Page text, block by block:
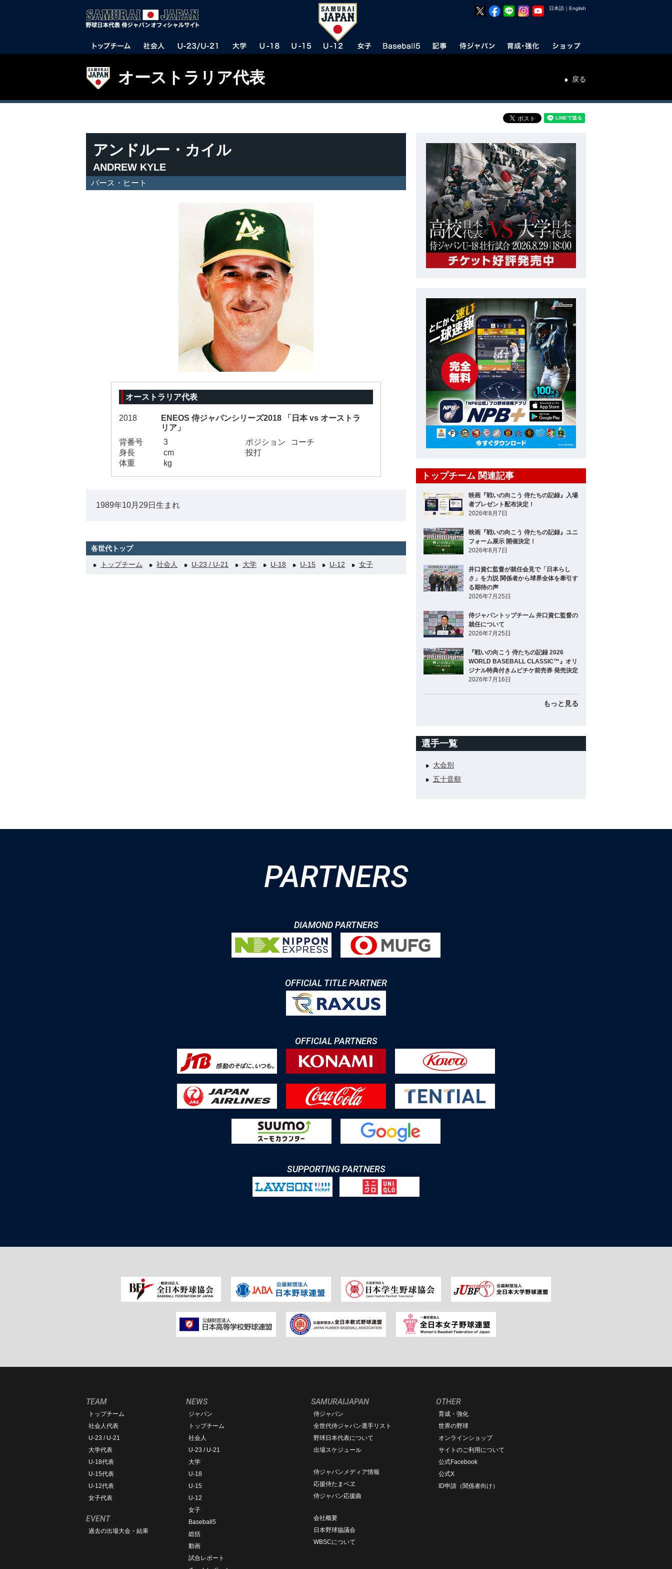
日本語 ｜ English
オーストラリア代表 戻る
アンドルー・カイル
ANDREW KYLE
パース・ヒート
オーストラリア代表
2018
ENEOS 侍ジャパンシリーズ2018 「日本 vs オーストラ
リア」
背番号
3 ポジション
コーチ
身長
cm
投打
体重
kg
1989年10月29日生まれ
各世代トップ
トップチーム
社会人 U-23 / U-21 大学 U-18 U-15 U-12 女子
トップチーム 関連記事
映画『戦いの向こう 侍たちの記録』入場
者プレゼント配布決定！
2026年8月7日
映画『戦いの向こう 侍たちの記録』ユニ
フォーム展示 開催決定！
2026年8月7日
井口資仁監督が就任会見で「日本らし
さ」を力説 関係者から球界全体を牽引す
る期待の声
2026年7月25日
侍ジャパントップチーム 井口資仁監督の
就任について
2026年7月25日
『戦いの向こう 侍たちの記録 2026
WORLD BASEBALL CLASSIC™』オリ
ジナル特典付きムビチケ前売券 発売決定
2026年7月16日
もっと見る
選手一覧
大会別
五十音順
PARTNERS
DIAMOND PARTNERS
OFFICIAL TITLE PARTNER
OFFICIAL PARTNERS
SUPPORTING PARTNERS
TEAM
トップチーム
社会人代表
U-23 / U-21
大学代表
U-18代表
U-15代表
U-12代表
女子代表
EVENT
過去の出場大会・結果
NEWS
ジャパン
トップチーム
社会人
U-23 / U-21
大学
U-18
U-15
U-12
女子
Baseball5
総括
動画
試合レポート
SAMURAIJAPAN
侍ジャパン
全世代侍ジャパン選手リスト
野球日本代表について
出場スケジュール
侍ジャパンメディア情報
応援侍たまベヱ
侍ジャパン応援曲
会社概要
日本野球協議会
WBSCについて
OTHER
育成・強化
世界の野球
オンラインショップ
サイトのご利用について
公式Facebook
公式X
ID申請（関係者向け）